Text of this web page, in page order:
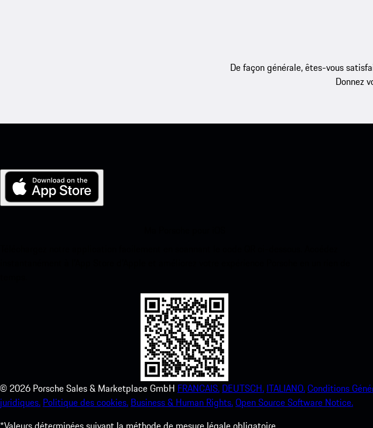
De façon générale, êtes-vous
Donnez
© 2026 Porsche Sales & Marketplace GmbH FRANCAIS. DEUTSCH. ITALIANO.Conditions
juridiques. Politique des cookies. Business & Human Rights.Open Source Software Notice.